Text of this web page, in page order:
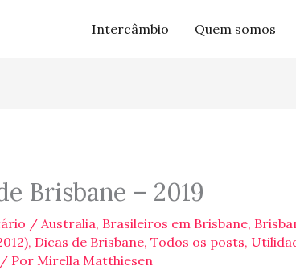
Intercâmbio Quem somos
Brisbane – 2019
/ Australia, Brasileiros em Brisbane,
, Dicas de Brisbane, Todos os posts,
Por Mirella Matthiesen